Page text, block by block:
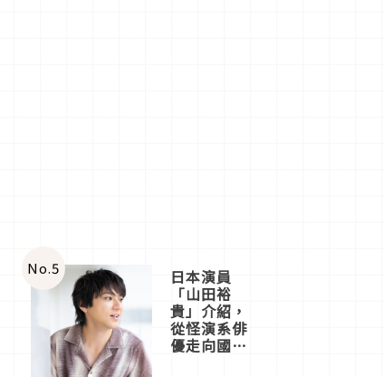
No.5 日本演員
「山田裕
貴」介紹，
從怪演系俳
優走向國民